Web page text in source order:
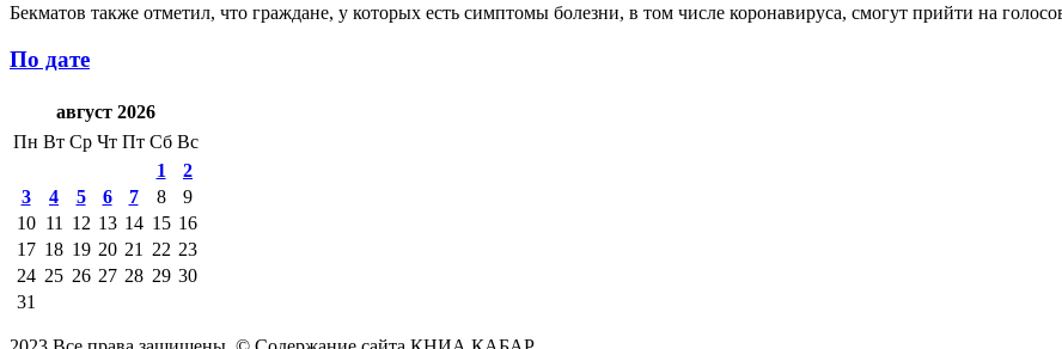
Бекматов также отметил, что граждане, у которых есть симптомы болезни, в том числе коронавируса, смогут прийти на
По дате
август 2026
Пн Вт Ср Чт Пт Сб Вс
1
2
3
4 5 6 7 8
9
10 11 12 13 14 15 16
17 18 19 20 21 22 23
24 25 26 27 28 29 30
31